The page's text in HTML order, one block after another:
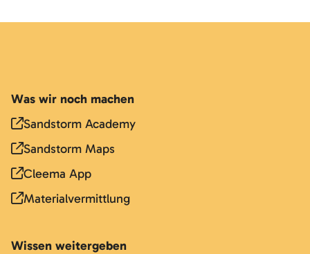
Was wir noch machen
Sandstorm Academy
Sandstorm Maps
Cleema App
Materialvermittlung
Wissen weitergeben